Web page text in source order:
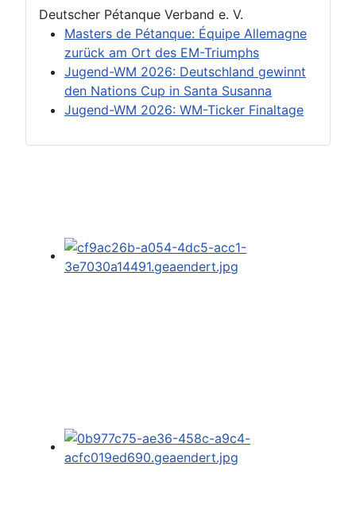
Deutscher Pétanque Verband e. V.
Masters de Pétanque: Équipe Allemagne
zurück am Ort des EM-Triumphs
Jugend-WM 2026: Deutschland gewinnt
den Nations Cup in Santa Susanna
Jugend-WM 2026: WM-Ticker Finaltage